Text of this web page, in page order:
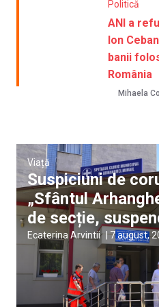
Politică
ANI a
Ion
banii
România
Mihaela
Viață
Suspiciuni de
„Sfântul
de secție,
Ecaterina Arvintii 7 august,